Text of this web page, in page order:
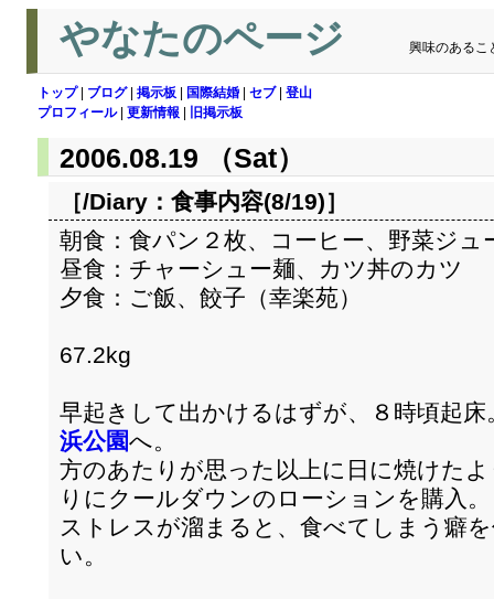
やなたのページ 興味のあるこ
トップ| ブログ| 掲示板 国際結婚 セブ| 登山
プロフィール| 更新情報 旧掲示板
2006.08.19 （Sat）
［/Diary： 食事内容(8/19)］
朝食：食パン２枚、コーヒー、野菜ジュ
昼食：チャーシュー麺、カツ丼のカツ
夕食：ご飯、餃子（幸楽苑）
67.2kg
早起きして出かけるはずが、８時頃起床
浜公園へ。
方のあたりが思った以上に日に焼けた
りにクールダウンのローションを購入。
ストレスが溜まると、食べてしまう癖
い。